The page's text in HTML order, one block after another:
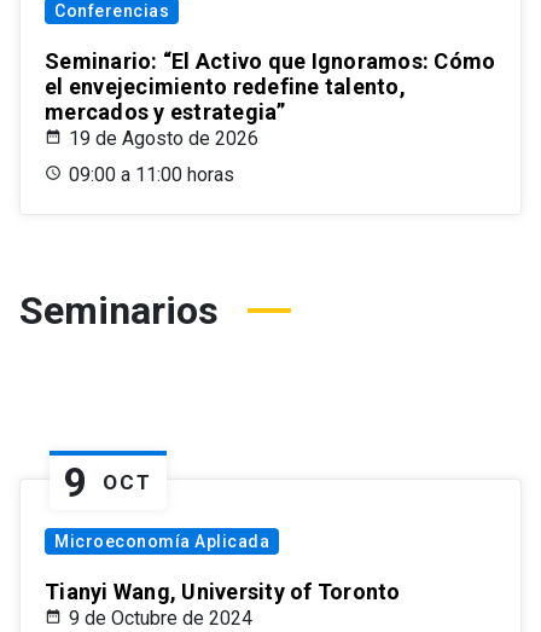
Conferencias
Seminario: “El Activo que Ignoramos: Cómo
el envejecimiento redefine talento,
mercados y estrategia”
19 de Agosto de 2026
09:00 a 11:00 horas
Seminarios
9 OCT
Microeconomía Aplicada
Tianyi Wang, University of Toronto
9 de Octubre de 2024